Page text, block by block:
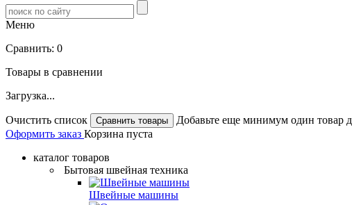
Меню
Сравнить: 0
Товары в сравнении
Загрузка...
Очистить список
Добавьте еще минимум один товар
Оформить заказ Корзина пуста
каталог товаров
Бытовая швейная техника
Швейные машины